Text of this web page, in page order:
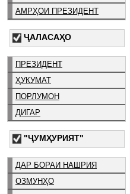
АМРҲОИ ПРЕЗИДЕНТ
ҶАЛАСАҲО
ПРЕЗИДЕНТ
ҲУКУМАТ
ПОРЛУМОН
ДИГАР
"ҶУМҲУРИЯТ"
ДАР БОРАИ НАШРИЯ
ОЗМУНҲО